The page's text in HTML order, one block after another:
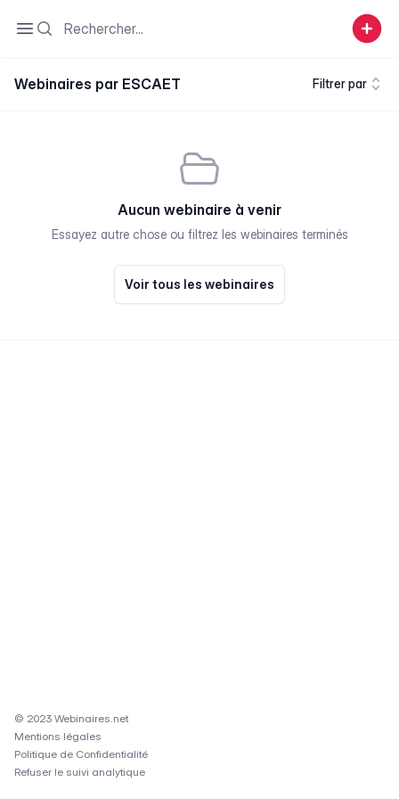
Open sidebar
Search
Webinaires par ESCAET Filtrer par
Aucun webinaire à venir
Essayez autre chose ou filtrez les webinaires terminés
Voir tous les webinaires
© 2023 Webinaires.net
Mentions légales
Politique de Confidentialité
Refuser le suivi analytique